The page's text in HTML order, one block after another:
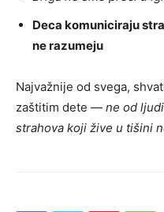
Deca komuniciraju
ne razumeju
Najvažnije od svega,
zaštitim dete — ne od
strahova koji žive u tišini